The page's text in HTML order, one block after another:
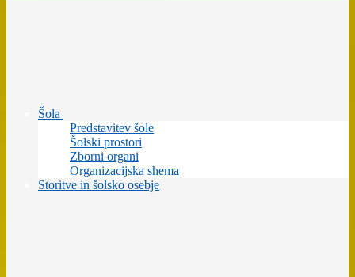
Šola
Predstavitev šole
Šolski prostori
Zborni organi
Organizacijska shema
Storitve in šolsko osebje